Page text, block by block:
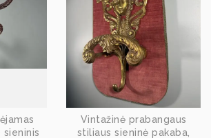
sieninis
Vintažinė prabangaus
stiliaus sieninė pakaba,